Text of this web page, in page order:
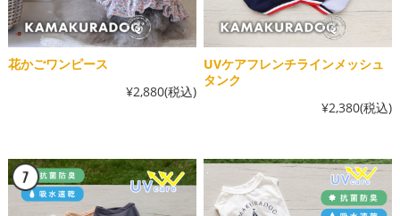
花かごワンピース
¥2,880(税込)
UVケアフレンチラインメッシュ
タンク
¥2,380(税込)